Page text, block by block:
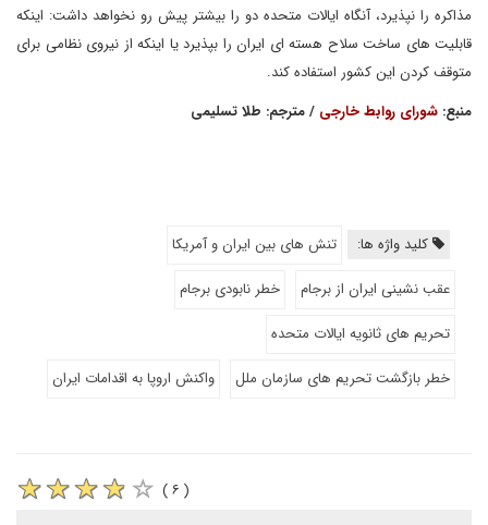
مذاکره را نپذیرد، آنگاه ایالات متحده دو را بیشتر پیش رو نخواهد داشت: اینکه
قابلیت های ساخت سلاح هسته ای ایران را بپذیرد یا اینکه از نیروی نظامی برای
متوقف کردن این کشور استفاده کند.
منبع: شورای روابط خارجی / مترجم: طلا تسلیمی
کلید واژه ها:
تنش های بین ایران و آمریکا
عقب نشینی ایران از برجام
خطر نابودی برجام
تحریم های ثانویه ایالات متحده
خطر بازگشت تحریم های سازمان ملل
واکنش اروپا به اقدامات ایران
( ۶ )